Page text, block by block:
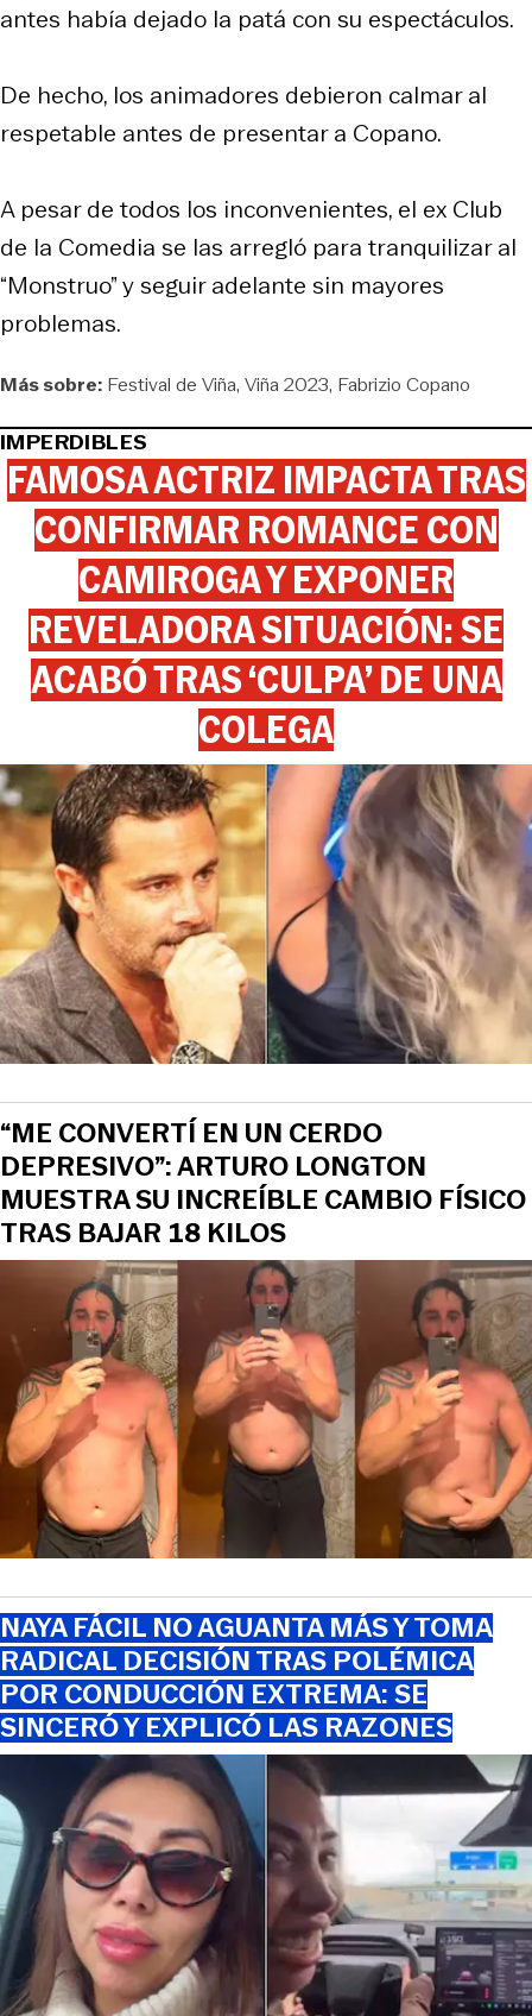
antes había dejado la patá con su espectáculos.
De hecho, los animadores debieron calmar al
respetable antes de presentar a Copano.
A pesar de todos los inconvenientes, el ex Club
de la Comedia se las arregló para tranquilizar al
“Monstruo” y seguir adelante sin mayores
problemas.
Más sobre: Festival de Viña Viña 2023 Fabrizio Copano
IMPERDIBLES
FAMOSA ACTRIZ IMPACTA TRAS
CONFIRMAR ROMANCE CON
CAMIROGA Y EXPONER
REVELADORA SITUACIÓN: SE
ACABÓ TRAS ‘CULPA’ DE UNA
COLEGA
“ME CONVERTÍ EN UN CERDO
DEPRESIVO”: ARTURO LONGTON
MUESTRA SU INCREÍBLE CAMBIO FÍSICO
TRAS BAJAR 18 KILOS
NAYA FÁCIL NO AGUANTA MÁS Y TOMA
RADICAL DECISIÓN TRAS POLÉMICA
POR CONDUCCIÓN EXTREMA: SE
SINCERÓ Y EXPLICÓ LAS RAZONES